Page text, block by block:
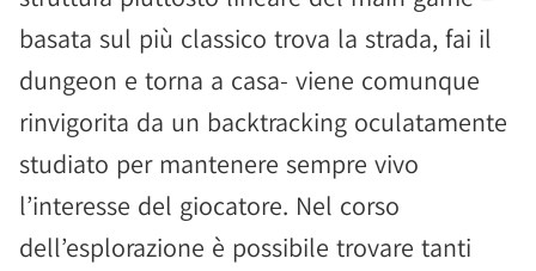
basata sul più classico trova la strada, fai il
dungeon e torna a casa- viene comunque
rinvigorita da un backtracking oculatamente
studiato per mantenere sempre vivo
l’interesse del giocatore. Nel corso
dell’esplorazione è possibile trovare tanti